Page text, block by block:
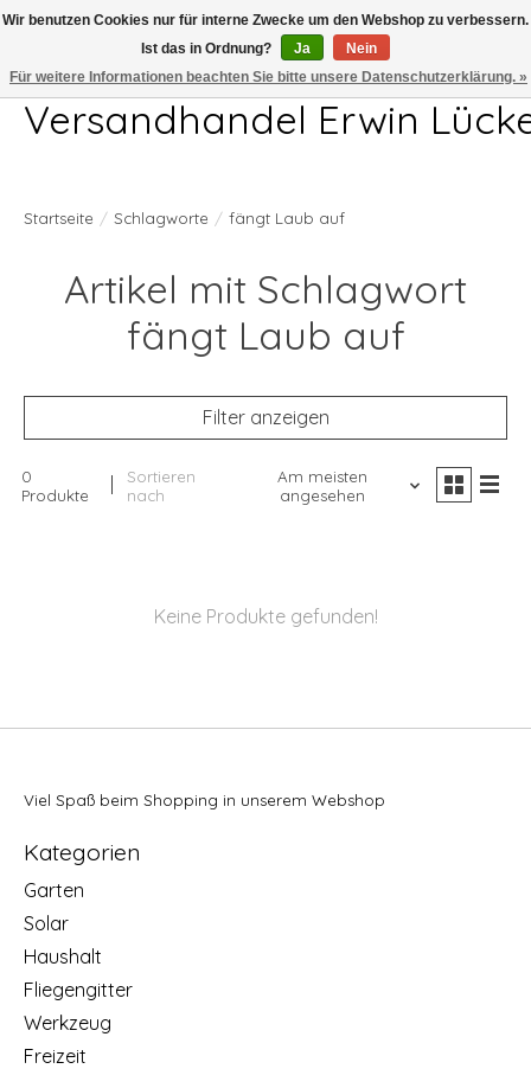
Telefon 04407 715872 MO-DO 7.00-17.00Uhr FR 7.00-13.00Uhr
Versandhandel Erwin
Startseite / Schlagworte / fängt Laub auf
Artikel mit Schlagwort
fängt Laub auf
Filter anzeigen
0
Produkte
Sortieren
nach
Am meisten
angesehen
Keine Produkte gefunden!
Viel Spaß beim Shopping in unserem Webshop
Kategorien
Garten
Solar
Haushalt
Fliegengitter
Werkzeug
Freizeit
Wir benutzen Cookies nur für interne Zwecke um den Webshop zu verbessern.
Ist das in Ordnung?
Ja
Nein
Für weitere Informationen beachten Sie bitte unsere Datenschutzerklärung. »